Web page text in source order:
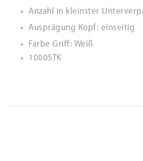
Anzahl in kleinster
Ausprägung Kopf: einseitig
Farbe Griff: Weiß
1000STK